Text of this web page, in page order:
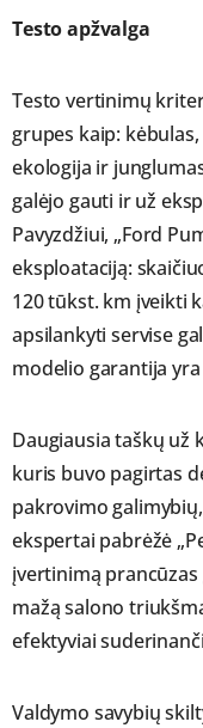
Testo apžvalga
Testo vertinimų
grupes kaip:
ekologija ir
galėjo gauti ir už
Pavyzdžiui, „Ford
eksploataciją:
120 tūkst. km įveikti
apsilankyti servise
modelio garantija
Daugiausia taškų už
kuris buvo pagirtas
pakrovimo
ekspertai pabrėžė
įvertinimą prancūzas
mažą salono
efektyviai
Valdymo savybių